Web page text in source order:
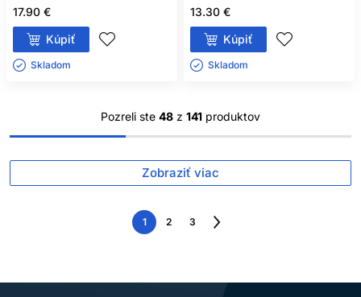
17.90 €
Kúpiť
Skladom ㅤ
13.30 €
Kúpiť
Skladom ㅤ
Pozreli ste 48 z 141 produktov
Zobraziť viac
1 2 3
Nasledujúca